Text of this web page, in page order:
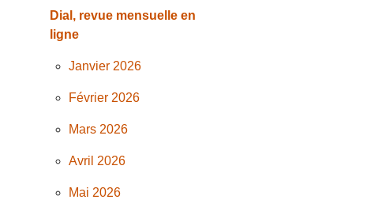
Dial, revue mensuelle en
ligne
Janvier 2026
Février 2026
Mars 2026
Avril 2026
Mai 2026